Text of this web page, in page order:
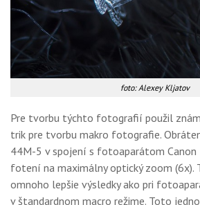
foto: Alexey Kljatov
Pre tvorbu týchto fotografií použil
trik pre tvorbu makro fotografie.
44M-5 v spojení s fotoaparátom Canon
fotení na maximálny optický zoom (6x).
omnoho lepšie výsledky ako pri
v štandardnom macro režime. Toto